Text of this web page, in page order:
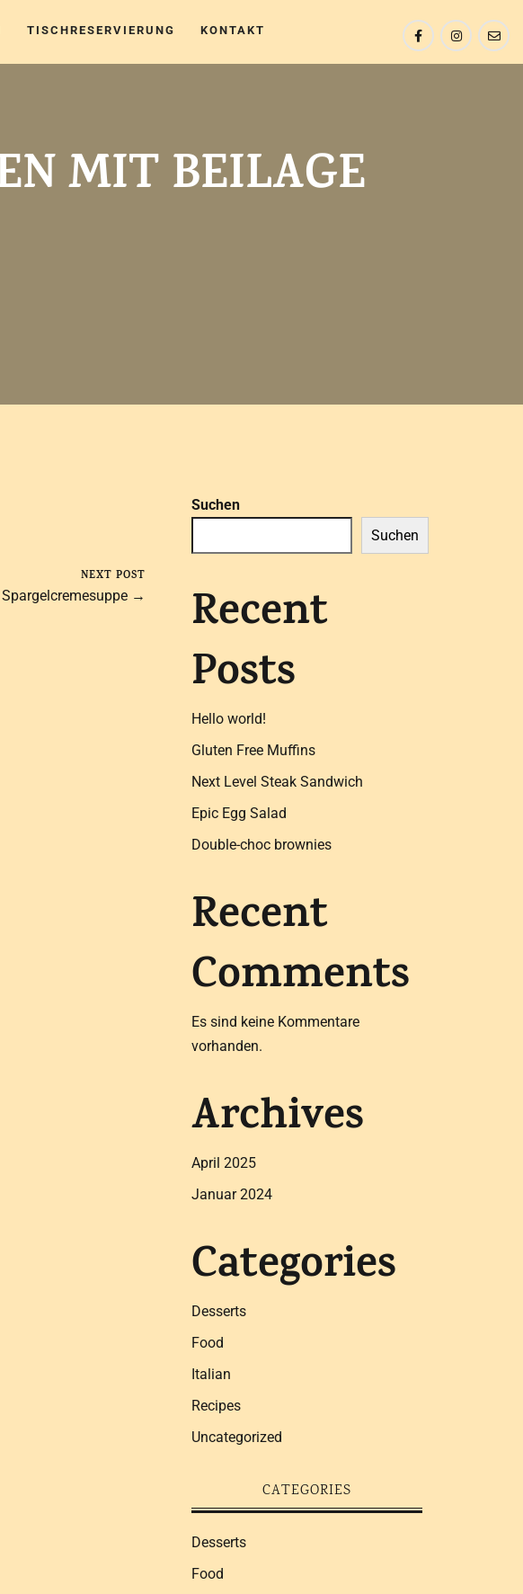
TISCHRESERVIERUNG KONTAKT
MIT BEILAGE
NEXT POST
Spargelcremesuppe →
Suchen
Suchen
Recent
Posts
Hello world!
Gluten Free Muffins
Next Level Steak Sandwich
Epic Egg Salad
Double-choc brownies
Recent
Comments
Es sind keine Kommentare
vorhanden.
Archives
April 2025
Januar 2024
Categories
Desserts
Food
Italian
Recipes
Uncategorized
CATEGORIES
Desserts
Food